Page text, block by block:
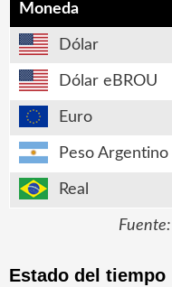
Moneda
Dólar
Dólar eBROU
Euro
Peso Argentino
Real
Estado del tiempo